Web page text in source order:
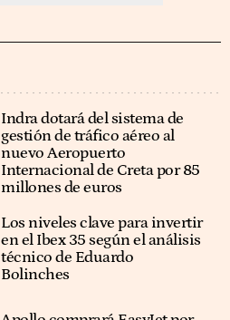
Indra dotará del sistema de
gestión de tráfico aéreo al
nuevo Aeropuerto
Internacional de Creta por 85
millones de euros
Los niveles clave para invertir
en el Ibex 35 según el análisis
técnico de Eduardo
Bolinches